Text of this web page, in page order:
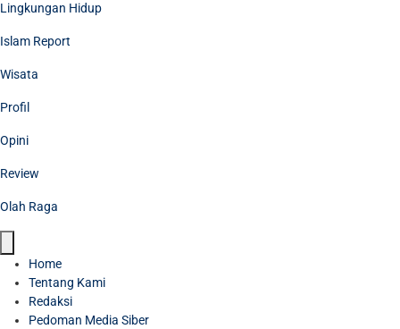
Lingkungan Hidup
Islam Report
Wisata
Profil
Opini
Review
Olah Raga
Home
Tentang Kami
Redaksi
Pedoman Media Siber